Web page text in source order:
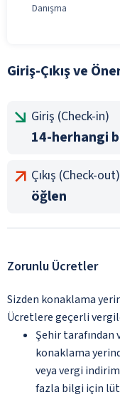
Danışma
Giriş-Çıkış ve
Giriş (Check-in)
14-herhangi
Çıkış (Check-out)
öğlen
Zorunlu Ücretler
Sizden konaklama
Ücretlere geçerli
Şehir tarafından
konaklama
veya vergi
fazla bilgi için